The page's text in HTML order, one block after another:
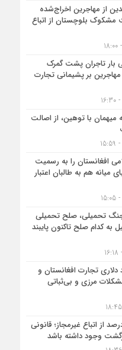
از مهاجرین اخراج‌شده
مشکوک بلوچستان از اتباع
تاجران پشت گمرک
مهاجرین بر پشیمانی تجارت
میهمان با توهین، از اصالت
افغانستان را به رسمیت
میانه هم به طالبان اعتبار
جنگ تحمیلی، صلح تحمیلی
به کدام صلح تاکنون پایبند
میلیارد دلاری تجارت افغانستان و
مرزی و بی‌ثباتی
۶۲ درصد از اتباع غیرمجاز؛ قانونی
وجود داشته باشد